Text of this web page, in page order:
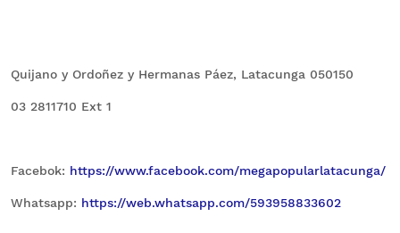
Quijano y Ordoñez y Hermanas Páez, Latacunga 050150
03 2811710 Ext 1
Facebok: https://www.facebook.com/megapopularlatacunga/
Whatsapp: https://web.whatsapp.com/593958833602